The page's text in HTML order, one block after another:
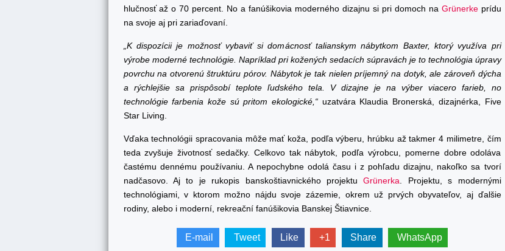
hlučnosť až o 70 percent. No a fanúšikovia moderného dizajnu si pri domoch na Grünerkeprídu
na svoje aj pri zariaďovaní.
„K dispozícii je možnosť vybaviť si domácnosť talianskym nábytkom Baxter, ktorý využíva pri
výrobe moderné technológie. Napríklad pri kožených sedacích súpravách je to technológia úpravy
povrchu na otvorenú štruktúru pórov. Nábytok je tak nielen príjemný na dotyk, ale zároveň dýcha
a rýchlejšie sa prispôsobí teplote ľudského tela. V dizajne je na výber viacero farieb, no
technológie farbenia kože sú pritom ekologické,“ uzatvára Klaudia Bronerská, dizajnérka, Five
Star Living.
Vďaka technológii spracovania môže mať koža, podľa výberu, hrúbku až takmer 4 milimetre, čím
teda zvyšuje životnosť sedačky. Celkovo tak nábytok, podľa výrobcu, pomerne dobre odoláva
častému dennému používaniu. A nepochybne odolá času i z pohľadu dizajnu, nakoľko sa tvorí
nadčasovo. Aj to je rukopis banskoštiavnického projektuGrünerka . Projektu, s modernými
technológiami, v ktorom možno nájdu svoje zázemie, okrem už prvých obyvateľov, aj ďalšie
rodiny, alebo i moderní, rekreační fanúšikovia Banskej Štiavnice.
E-mail Tweet Like +1 Share WhatsApp